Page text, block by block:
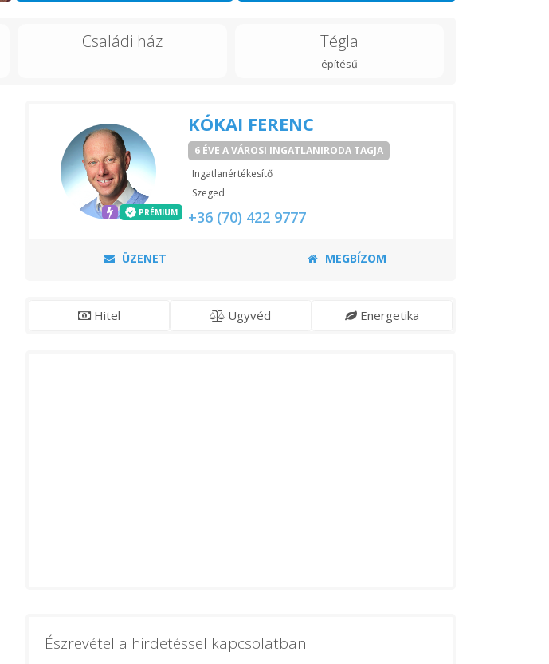
Családi ház Tégla
építésű
PRÉMIUM
KÓKAI FERENC
6 ÉVE A VÁROSI INGATLANIRODA TAGJA
Ingatlanértékesítő
Szeged
+36 (70) 422 9777
ÜZENET MEGBÍZOM
Hitel Ügyvéd Energetika
Észrevétel a hirdetéssel kapcsolatban